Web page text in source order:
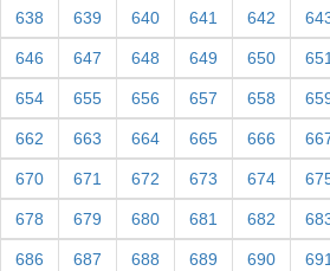
638 639 640 641 642
646 647 648 649 650 651
654 655 656 657 658
662 663 664 665 666
670 671 672 673 674
678 679 680 681 682
686 687 688 689 690 691